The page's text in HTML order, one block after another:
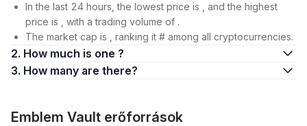
In the last 24 hours, the lowest price is , and the highest
price is , with a trading volume of .
The market cap is , ranking it # among all cryptocurrencies.
2. How much is one ?
3. How many are there?
Emblem Vault erőforrások